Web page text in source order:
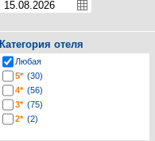
Категория отеля
Любая
5* (30)
4* (56)
3* (75)
2* (2)